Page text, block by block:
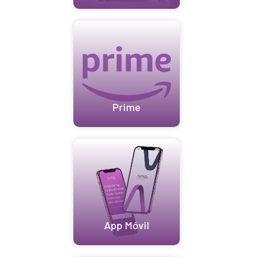
Prime
App Móvil